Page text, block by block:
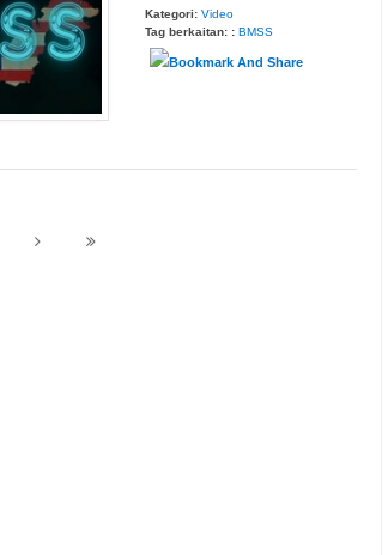
Kategori:Video
Tag berkaitan: :BMSS